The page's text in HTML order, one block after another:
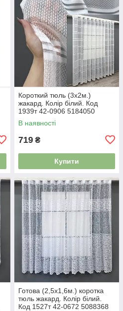
Короткий тюль (3х2м.)
жакард. Колір білий. Код
1939т 42-0906 5184050
В наявності
719 ₴
Купити
Готова (2,5х1,6м.) коротка
тюль жакард. Колір білий.
Код 1527т 42-0672 5088368